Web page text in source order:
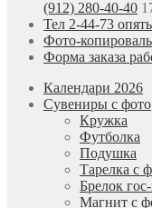
(912) 280-40-40
Тел 2-44-73
Фото-
Форма заказа
Календари 2026
Сувениры с фото
Кружка
Футболка
Подушка
Тарелка с
Брелок
Магнит с